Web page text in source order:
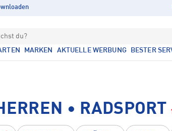
du?
MARKEN AKTUELLE WERBUNG BESTER
• RADSPORT